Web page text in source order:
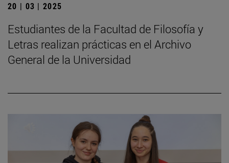
20 | 03 | 2025
Estudiantes de la Facultad de Filosofía y
Letras realizan prácticas en el Archivo
General de la Universidad